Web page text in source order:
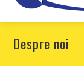
Despre noi